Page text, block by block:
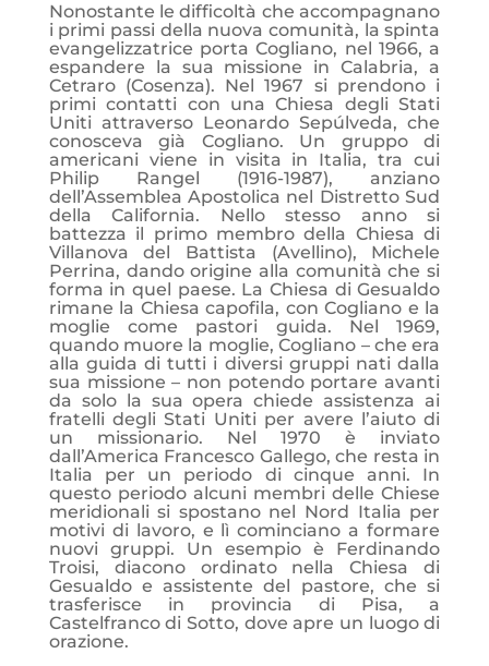
Nonostante le difficoltà che accompagnano
i primi passi della nuova comunità, la spinta
evangelizzatrice porta Cogliano, nel 1966, a
espandere la sua missione in Calabria, a
Cetraro (Cosenza). Nel 1967 si prendono i
primi contatti con una Chiesa degli Stati
Uniti attraverso Leonardo Sepúlveda, che
conosceva già Cogliano. Un gruppo di
americani viene in visita in Italia, tra cui
Philip Rangel (1916-1987), anziano
dell’Assemblea Apostolica nel Distretto Sud
della California. Nello stesso anno si
battezza il primo membro della Chiesa di
Villanova del Battista (Avellino), Michele
Perrina, dando origine alla comunità che si
forma in quel paese. La Chiesa di Gesualdo
rimane la Chiesa capofila, con Cogliano e la
moglie come pastori guida. Nel 1969,
quando muore la moglie, Cogliano – che era
alla guida di tutti i diversi gruppi nati dalla
sua missione – non potendo portare avanti
da solo la sua opera chiede assistenza ai
fratelli degli Stati Uniti per avere l’aiuto di
un missionario. Nel 1970 è inviato
dall’America Francesco Gallego, che resta in
Italia per un periodo di cinque anni. In
questo periodo alcuni membri delle Chiese
meridionali si spostano nel Nord Italia per
motivi di lavoro, e lì cominciano a formare
nuovi gruppi. Un esempio è Ferdinando
Troisi, diacono ordinato nella Chiesa di
Gesualdo e assistente del pastore, che si
trasferisce in provincia di Pisa, a
Castelfranco di Sotto, dove apre un luogo di
orazione.